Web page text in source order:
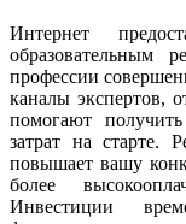
Интернет
образовательным
профессии
каналы экспертов,
помогают
затрат на старте.
повышает вашу
более
Инвестиции